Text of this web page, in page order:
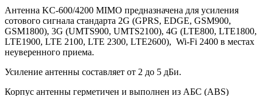
Антенна KC-600/4200 MIMO предназначена для усиления
сотового сигнала стандарта 2G (GPRS, EDGE, GSM900,
GSM1800), 3G (UMTS900, UMTS2100), 4G (LTE800, LTE1800,
LTE1900, LTE 2100, LTE 2300, LTE2600), Wi-Fi 2400 в местах
неуверенного приема.
Усиление антенны составляет от 2 до 5 дБи.
Корпус антенны герметичен и выполнен из АБС (ABS)